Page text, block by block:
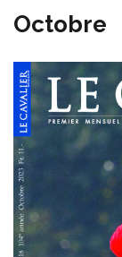
Octobre